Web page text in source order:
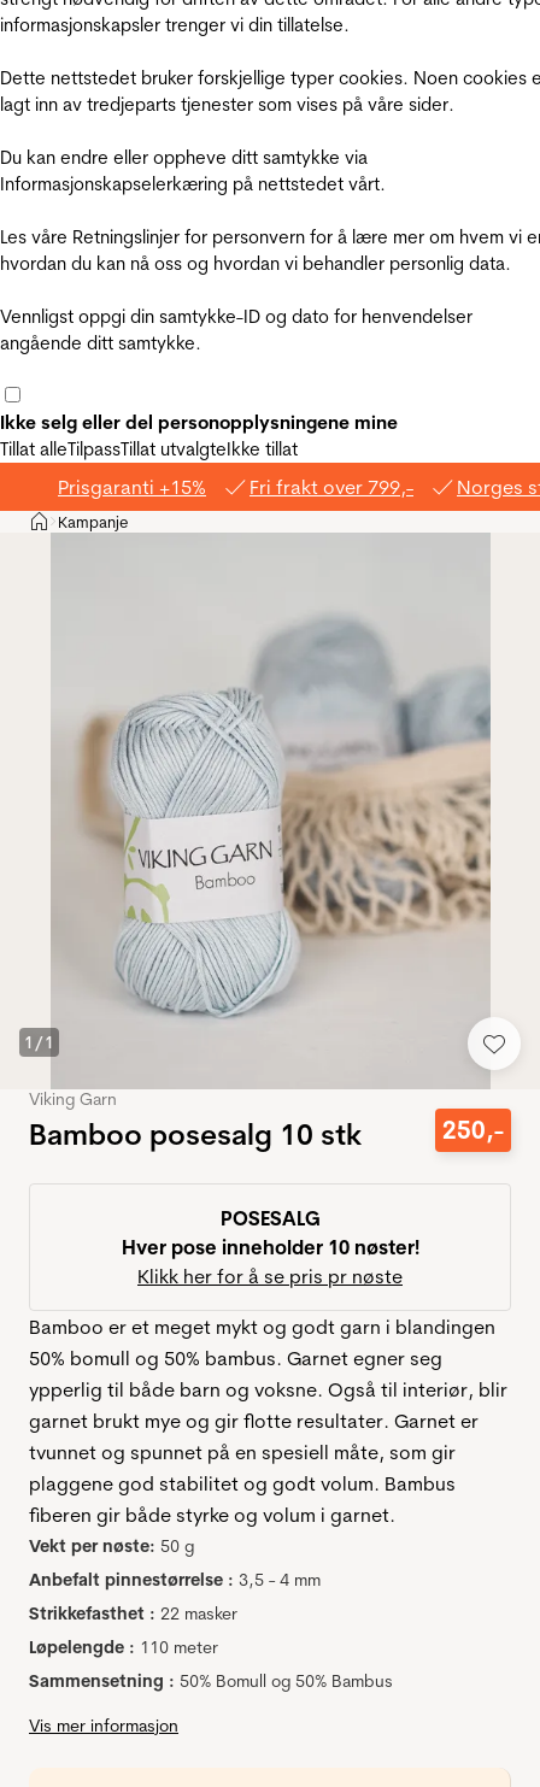
informasjonskapsler trenger vi din tillatelse.
Dette nettstedet bruker forskjellige typer cookies. Noen cookies
lagt inn av tredjeparts tjenester som vises på våre sider.
Du kan endre eller oppheve ditt samtykke via
Informasjonskapselerkæring på nettstedet vårt.
Les våre Retningslinjer for personvern for å lære mer om hvem vi
hvordan du kan nå oss og hvordan vi behandler personlig data.
Vennligst oppgi din samtykke-ID og dato for henvendelser
angående ditt samtykke.
Ikke selg eller del personopplysningene mine
Tillat alleTilpassTillat utvalgteIkke tillat
Prisgaranti +15% Fri frakt over 799,- Norges
Hjem
>Kampanje
1 /1
Viking Garn
Bamboo posesalg 10 stk 250,-
POSESALG
Hver pose inneholder 10 nøster!
Klikk her for å se pris pr nøste
Bamboo er et meget mykt og godt garn i blandingen
50% bomull og 50% bambus. Garnet egner seg
ypperlig til både barn og voksne. Også til interiør, blir
garnet brukt mye og gir flotte resultater. Garnet er
tvunnet og spunnet på en spesiell måte, som gir
plaggene god stabilitet og godt volum. Bambus
fiberen gir både styrke og volum i garnet.
Vekt per nøste: 50 g
Anbefalt pinnestørrelse : 3,5 - 4 mm
Strikkefasthet : 22 masker
Løpelengde : 110 meter
Sammensetning : 50% Bomull og 50% Bambus
Vis mer informasjon